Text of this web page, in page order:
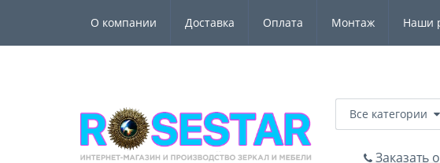
О компании Доставка Оплата Монтаж Наши
Все категории
Заказать